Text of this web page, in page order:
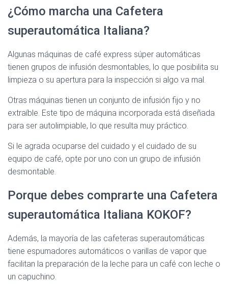
¿Cómo marcha una Cafetera
superautomática Italiana?
Algunas máquinas de café express súper automáticas
tienen grupos de infusión desmontables, lo que posibilita su
limpieza o su apertura para la inspección si algo va mal.
Otras máquinas tienen un conjunto de infusión fijo y no
extraíble. Este tipo de máquina incorporada está diseñada
para ser autolimpiable, lo que resulta muy práctico.
Si le agrada ocuparse del cuidado y el cuidado de su
equipo de café, opte por uno con un grupo de infusión
desmontable.
Porque debes comprarte una Cafetera
superautomática Italiana KOKOF?
Además, la mayoría de las cafeteras superautomáticas
tiene espumadores automáticos o varillas de vapor que
facilitan la preparación de la leche para un café con leche o
un capuchino.